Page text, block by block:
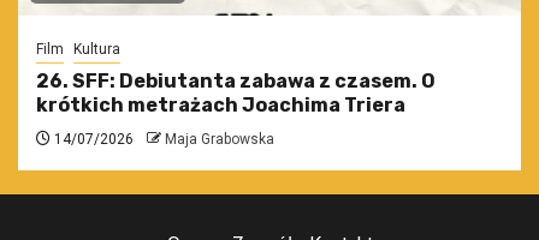
Film Kultura
26. SFF: Debiutanta zabawa z czasem. O
krótkich metrażach Joachima Triera
14/07/2026 Maja Grabowska